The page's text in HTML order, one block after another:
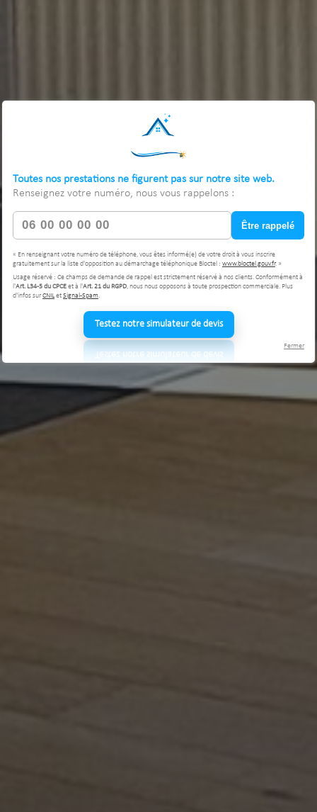
Toutes nos prestations ne figurent pas sur notre site web.
Renseignez votre numéro, nous vous rappelons :
Être rappelé
« En renseignant votre numéro de téléphone, vous êtes informé(e) de votre droit à vous inscrire
gratuitement sur la liste d'opposition au démarchage téléphonique Bloctel : www.bloctel.gouv.fr. »
Usage réservé : Ce champs de demande de rappel est strictement réservé à nos clients. Conformément à
l'Art. L34-5 du CPCEet à l'Art. 21 du RGPD, nous nous opposons à toute prospection commerciale. Plus
d'infos surCNILetSignal-Spam.
Testez notre simulateur de devis
Fermer